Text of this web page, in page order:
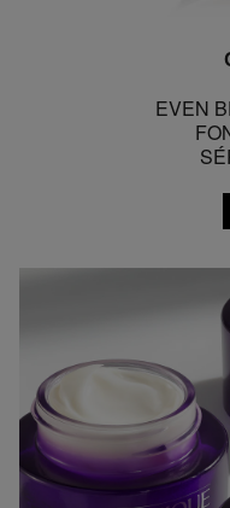
EVEN